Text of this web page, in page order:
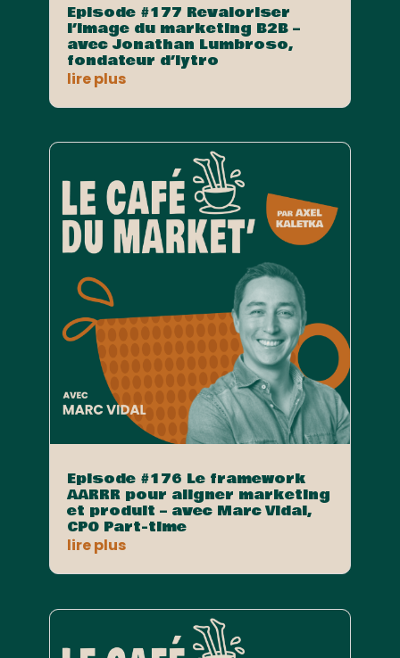
Episode #177 Revaloriser
l’image du marketing B2B –
avec Jonathan Lumbroso,
fondateur d’Iytro
lire plus
Episode #176 Le framework
AARRR pour aligner marketing
et produit – avec Marc Vidal,
CPO Part-time
lire plus